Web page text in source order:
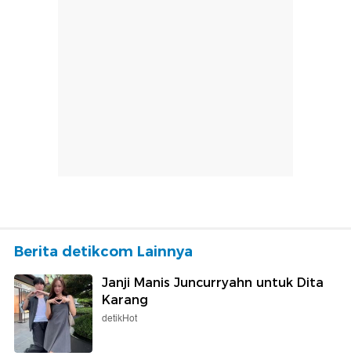
Berita detikcom Lainnya
Janji Manis Juncurryahn untuk Dita
Karang
detikHot